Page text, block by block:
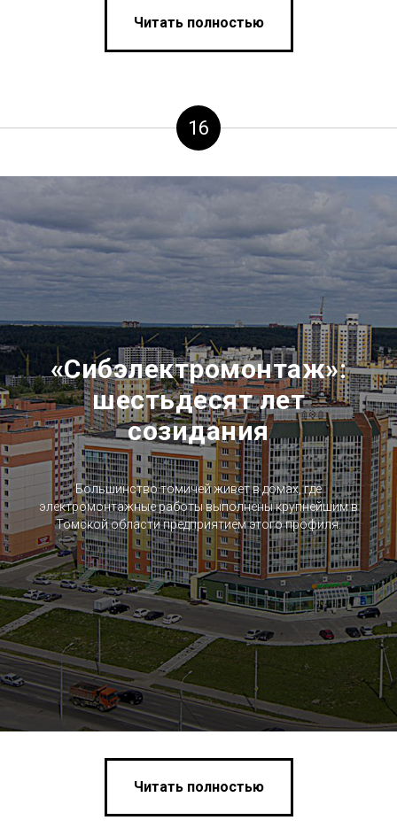
Читать полностью
16
«Сибэлектромонтаж»:
шестьдесят лет
созидания
Большинство томичей живет в домах, где
электромонтажные работы выполнены крупнейшим в
Томской области предприятием этого профиля.
Читать полностью